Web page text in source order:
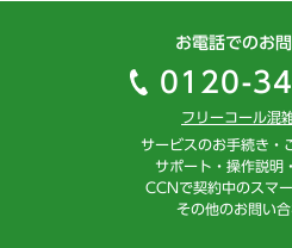
お電話でのお
0120-
フリーコール混
サービスのお手続き・
サポート・操作説明
CCNで契約中のスマ
その他のお問い合